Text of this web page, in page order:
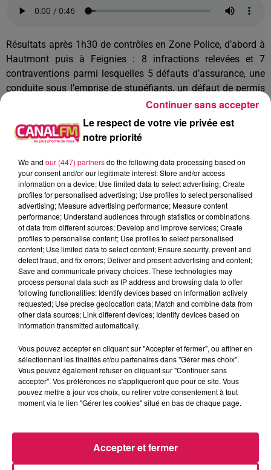
Résultats après 1h30 de contrôles en Zone Police, d’abord à
Hautmont puis à Feignies : 8 infractions relevées et 7
contraventions parmi lesquelles 5 défauts d’assurance, une
conduite sous l’emprise de stupéfiants, un défaut de permis
de conduire, un conducteur en détention de stupéfiants et
une personne placée en garde-à-vue.
La Compagnie de Gendarmerie d’Avesnes-sur-Helpe, avec 14
Vieux-Mesnil puis à La Longueville. Elle a relevé 8 infractions
dont 1 défaut d’assurance, 2 défauts de contrôle technique,
1 usage TPH, 1 excès de vitesse, 1 Stop non-respecté, 1 pneu
lisse.
La Police de Maubeuge encourage les habitants à signaler
les rodéos urbains, auprès de ses services pour intervenir et
verbaliser rapidement.
Delphine Hernu
À L'ANTENNE
Le respect de votre vie privée est
notre priorité
We and our (447) partnersdo the following data processing based on
your consent and/or our legitimate interest: Store and/or access
information on a device; Use limited data to select advertising; Create
profiles for personalised advertising; Use profiles to select personalised
advertising; Measure advertising performance; Measure content
performance; Understand audiences through statistics or combinations
of data from different sources; Develop and improve services; Create
profiles to personalise content; Use profiles to select personalised
content; Use limited data to select content; Ensure security, prevent and
detect fraud, and fix errors; Deliver and present advertising and content;
Save and communicate privacy choices. These technologies may
process personal data such as IP address and browsing data to offer
following functionalities: Identify devices based on information actively
requested; Use precise geolocation data; Match and combine data from
other data sources; Link different devices; Identify devices based on
information transmitted automatically.
Vous pouvez accepter en cliquant sur "Accepter et fermer", ou affiner en
sélectionnant les finalités et/ou partenaires dans "Gérer mes choix".
Vous pouvez également refuser en cliquant sur "Continuer sans
accepter". Vos préférences ne s'appliqueront que pour ce site. Vous
pouvez mettre à jour vos choix, ou retirer votre consentement à tout
moment via le lien "Gérer les cookies" situé en bas de chaque page.
Accepter et fermer
Continuer sans accepter